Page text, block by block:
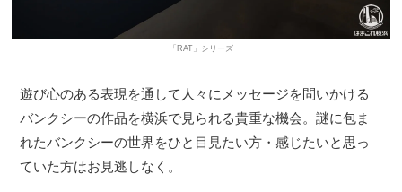
「RAT」シリーズ
遊び心のある表現を通して人々にメッセージを問いかける
バンクシーの作品を横浜で見られる貴重な機会。謎に包ま
れたバンクシーの世界をひと目見たい方・感じたいと思っ
ていた方はお見逃しなく。